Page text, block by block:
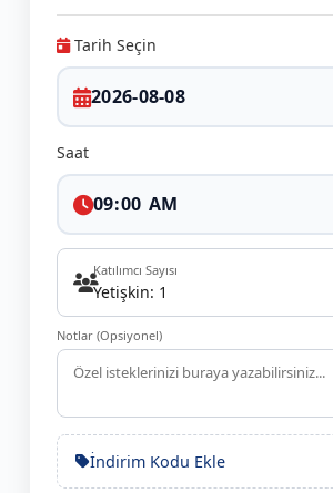
Tarih Seçin
Saat
Katılımcı Sayısı
Yetişkin: 1
Notlar (Opsiyonel)
İndirim Kodu Ekle